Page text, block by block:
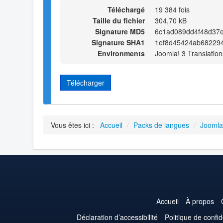
Téléchargé
19 384 fois
Taille du fichier
304,70 kB
Signature MD5
Signature SHA1
Environments
Joomla! 3
Télécharger
Vous êtes ici : Accueil / Packs de langues /
Accueil À propos
Déclaration d’accessibilité
Politique de